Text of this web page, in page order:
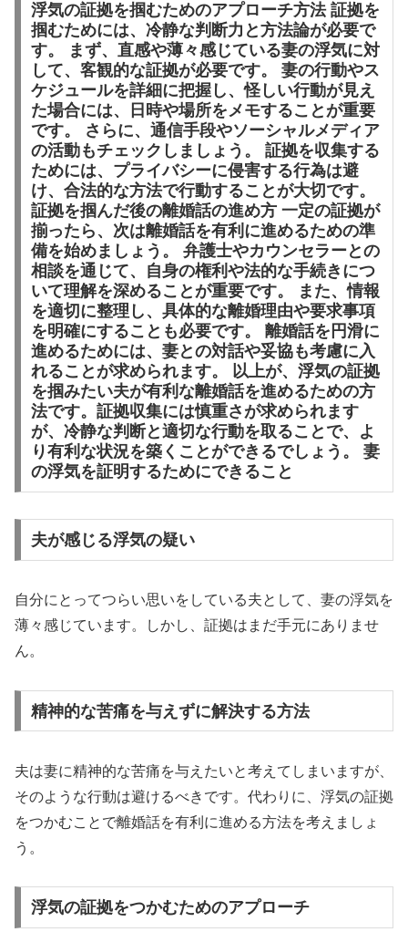
浮気の証拠を掴むためのアプローチ方法 証拠を
掴むためには、冷静な判断力と方法論が必要で
す。 まず、直感や薄々感じている妻の浮気に対
して、客観的な証拠が必要です。 妻の行動やス
ケジュールを詳細に把握し、怪しい行動が見え
た場合には、日時や場所をメモすることが重要
です。 さらに、通信手段やソーシャルメディア
の活動もチェックしましょう。 証拠を収集する
ためには、プライバシーに侵害する行為は避
け、合法的な方法で行動することが大切です。
証拠を掴んだ後の離婚話の進め方 一定の証拠が
揃ったら、次は離婚話を有利に進めるための準
備を始めましょう。 弁護士やカウンセラーとの
相談を通じて、自身の権利や法的な手続きにつ
いて理解を深めることが重要です。 また、情報
を適切に整理し、具体的な離婚理由や要求事項
を明確にすることも必要です。 離婚話を円滑に
進めるためには、妻との対話や妥協も考慮に入
れることが求められます。 以上が、浮気の証拠
を掴みたい夫が有利な離婚話を進めるための方
法です。証拠収集には慎重さが求められます
が、冷静な判断と適切な行動を取ることで、よ
り有利な状況を築くことができるでしょう。 妻
の浮気を証明するためにできること
夫が感じる浮気の疑い
自分にとってつらい思いをしている夫として、妻の浮気を
薄々感じています。しかし、証拠はまだ手元にありませ
ん。
精神的な苦痛を与えずに解決する方法
夫は妻に精神的な苦痛を与えたいと考えてしまいますが、
そのような行動は避けるべきです。代わりに、浮気の証拠
をつかむことで離婚話を有利に進める方法を考えましょ
う。
浮気の証拠をつかむためのアプローチ